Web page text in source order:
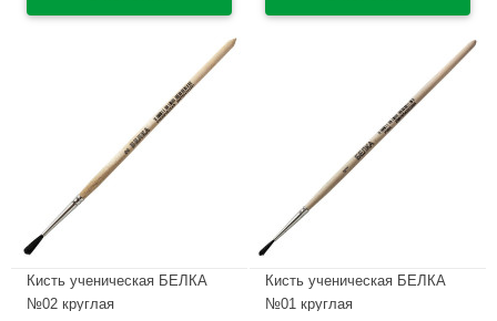
Кисть ученическая БЕЛКА
№02 круглая
Кисть ученическая БЕЛКА
№01 круглая